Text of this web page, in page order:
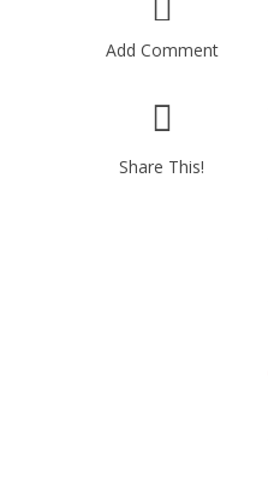
Add Comment
Share This!